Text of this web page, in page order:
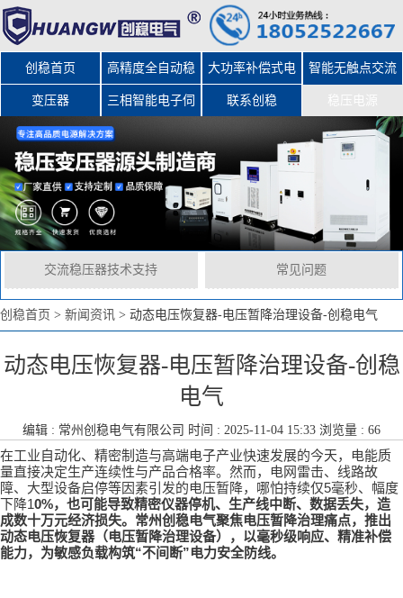
创稳首页 高精度全自动稳
压器
大功率补偿式电
力稳压器
智能无触点交流
变压器 三相智能电子伺 联系创稳
交流稳压器技术支持 常见问题
创稳首页 > 新闻资讯 > 动态电压恢复器-电压暂降治理设备-创稳电气
动态电压恢复器-电压暂降治理设备-创稳
电气
编辑 : 常州创稳电气有限公司 时间 : 2025-11-04 15:33 浏览量 : 66
在工业自动化、精密制造与高端电子产业快速发展的今天，电能质
量直接决定生产连续性与产品合格率。然而，电网雷击、线路故
障、大型设备启停等因素引发的电压暂降，哪怕持续仅5毫秒、幅度
下降10%，也可能导致精密仪器停机、生产线中断、数据丢失，造
成数十万元经济损失。常州创稳电气聚焦电压暂降治理痛点，推出
动态电压恢复器（电压暂降治理设备），以毫秒级响应、精准补偿
能力，为敏感负载构筑“不间断”电力安全防线。